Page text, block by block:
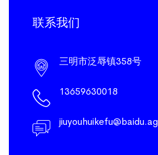
联系我们
三明市泛辱镇358号
13659630018
jiuyouhuikefu@baidu.ag